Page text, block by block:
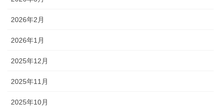
2026年2月
2026年1月
2025年12月
2025年11月
2025年10月